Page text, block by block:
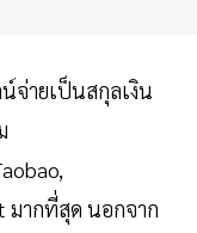
จ่ายเป็นสกุลเงิน
มากที่สุด นอกจาก